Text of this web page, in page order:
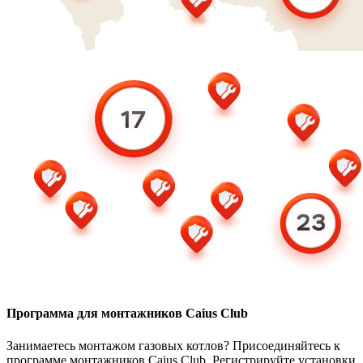
Программа для монтажников Caius Club
Занимаетесь монтажом газовых котлов? Присоединяйтесь к
программе монтажников Caius Club. Регистрируйте установки